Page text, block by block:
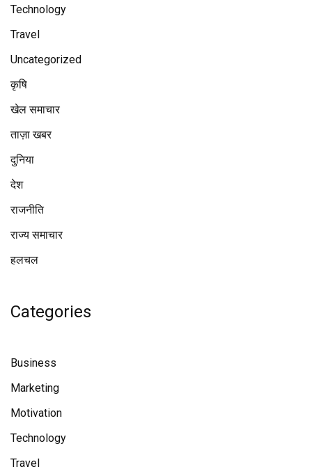
Technology
Travel
Uncategorized
कृषि
खेल समाचार
ताज़ा खबर
दुनिया
देश
राजनीति
राज्य समाचार
हलचल
Categories
Business
Marketing
Motivation
Technology
Travel